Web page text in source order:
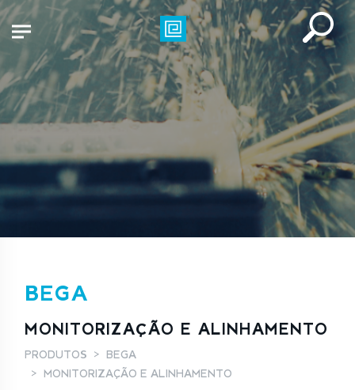
BEGA
MONITORIZAÇÃO E ALINHAMENTO
PRODUTOS
BEGA
MONITORIZAÇÃO E ALINHAMENTO